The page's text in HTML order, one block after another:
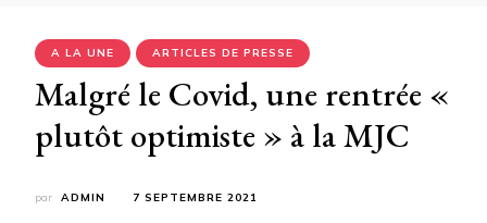
A LA UNE ARTICLES DE PRESSE
Malgré le Covid, une rentrée «
plutôt optimiste » à la MJC
par ADMIN 7 SEPTEMBRE 2021